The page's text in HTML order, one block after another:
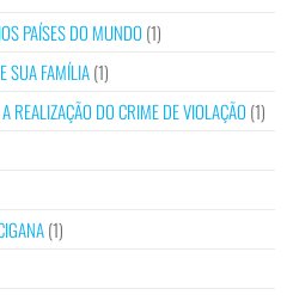
PAÍSES DO MUNDO (1)
SUA FAMÍLIA(1)
REALIZAÇÃO DO CRIME DE VIOLAÇÃO (1)
(1)